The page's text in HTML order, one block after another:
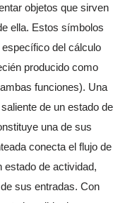
objetos que sirven
ella. Estos símbolos
del cálculo
producido como
funciones). Una
de un estado de
una de sus
conecta el flujo de
estado de actividad,
sus entradas. Con